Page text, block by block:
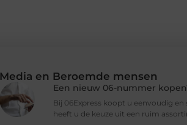
Media en Beroemde mensen
Een nieuw 06-nummer
Bij 06Express koopt u eenvoudig
heeft u de keuze uit een ruim